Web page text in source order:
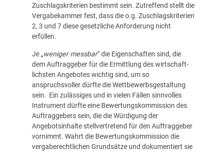
Zuschlagskriterien bestimmt sein. Zutreffend stellt die
Vergabekammer fest, dass die o.g. Zuschlagskriterien
2, 3 und 7 diese gesetzliche Anforderung nicht
erfüllen.
Je „weniger messbar“ die Eigenschaften sind, die
dem Auftraggeber für die Ermittlung des wirtschaft­
lichsten Angebotes wichtig sind, um so
anspruchsvoller dürfte die Wettbewerbsgestaltung
sein. Ein zulässiges und in vielen Fällen sinnvolles
Instrument dürfte eine Bewertungskommission des
Auftraggebers sein, die die Würdigung der
Angebotsinhalte stellvertretend für den Auftraggeber
vornimmt. Wahrt die Bewertungskommission die
vergaberechtlichen Grundsätze und dokumentiert sie